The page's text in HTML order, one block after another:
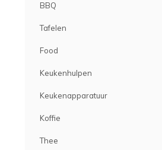
BBQ
Tafelen
Food
Keukenhulpen
Keukenapparatuur
Koffie
Thee